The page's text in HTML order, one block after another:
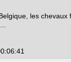
les chevaux